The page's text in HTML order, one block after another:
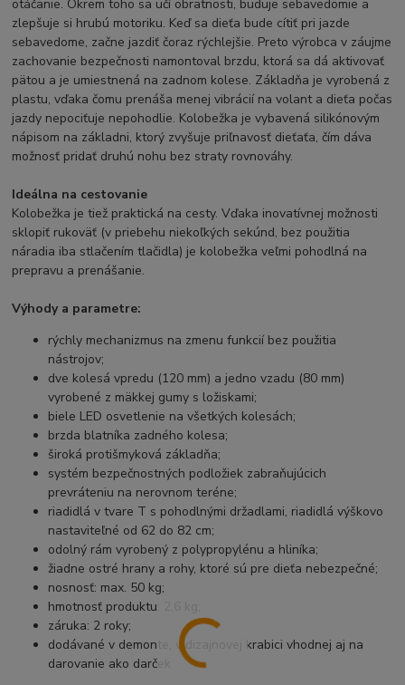
otáčanie. Okrem toho sa učí obratnosti, buduje sebavedomie a
zlepšuje si hrubú motoriku. Keď sa dieťa bude cítiť pri jazde
sebavedome, začne jazdiť čoraz rýchlejšie. Preto výrobca v záujme
zachovanie bezpečnosti namontoval brzdu, ktorá sa dá aktivovať
pätou a je umiestnená na zadnom kolese. Základňa je vyrobená z
plastu, vďaka čomu prenáša menej vibrácií na volant a dieťa počas
jazdy nepociťuje nepohodlie. Kolobežka je vybavená silikónovým
nápisom na základni, ktorý zvyšuje priľnavosť dieťaťa, čím dáva
možnosť pridať druhú nohu bez straty rovnováhy.
Ideálna na cestovanie
Kolobežka je tiež praktická na cesty. Vďaka inovatívnej možnosti
sklopiť rukoväť (v priebehu niekoľkých sekúnd, bez použitia
náradia iba stlačením tlačidla) je kolobežka veľmi pohodlná na
prepravu a prenášanie.
Výhody a parametre:
rýchly mechanizmus na zmenu funkcií bez použitia
nástrojov;
dve kolesá vpredu (120 mm) a jedno vzadu (80 mm)
vyrobené z mäkkej gumy s ložiskami;
biele LED osvetlenie na všetkých kolesách;
brzda blatníka zadného kolesa;
široká protišmyková základňa;
systém bezpečnostných podložiek zabraňujúcich
prevráteniu na nerovnom teréne;
riadidlá v tvare T s pohodlnými držadlami, riadidlá výškovo
nastaviteľné od 62 do 82 cm;
odolný rám vyrobený z polypropylénu a hliníka;
žiadne ostré hrany a rohy, ktoré sú pre dieťa nebezpečné;
nosnosť: max. 50 kg;
hmotnosť produktu: 2,6 kg;
záruka: 2 roky;
dodávané v demonte, v dizajnovej krabici vhodnej aj na
darovanie ako darček